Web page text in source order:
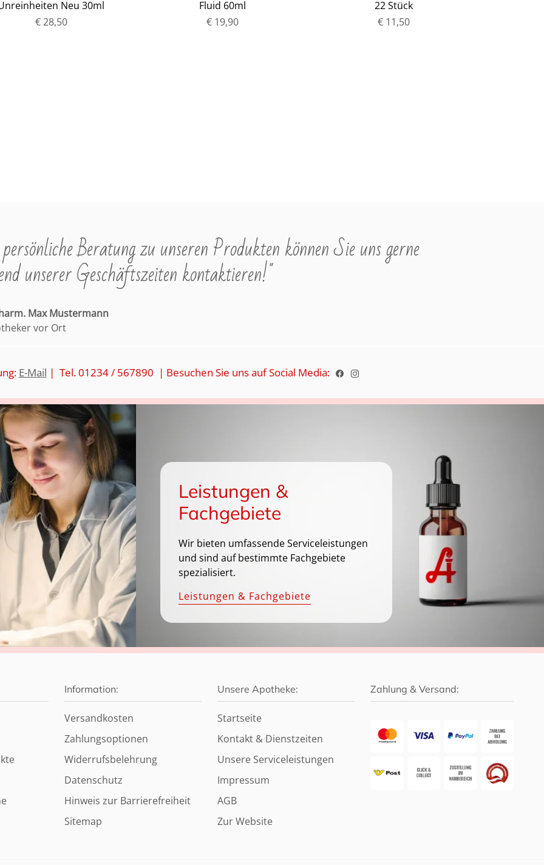
Neu 30ml
€ 28,50
Fluid 60ml
€ 19,90
22 Stück
€ 11,50
P
P
P
Beratung zu unseren Produkten können Sie uns gerne
unserer Geschäftszeiten kontaktieren!"
Max Mustermann
vor Ort
E-Mail | Tel. 01234 / 567890 | Besuchen Sie uns auf Social Media:
Leistungen &
Fachgebiete
Wir bieten umfassende Serviceleistungen
und sind auf bestimmte Fachgebiete
spezialisiert.
Leistungen & Fachgebiete
Information:
Versandkosten
Zahlungsoptionen
Widerrufsbelehrung
Datenschutz
Hinweis zur Barrierefreiheit
Sitemap
Unsere Apotheke:
Startseite
Kontakt & Dienstzeiten
Unsere Serviceleistungen
Impressum
AGB
Zur Website
Zahlung & Versand: